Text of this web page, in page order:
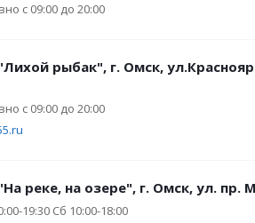
с 09:00 до 20:00
рыбак", г. Омск,
с 09:00 до 20:00
реке, на озере", г. Омск, ул. пр.
19:30 Сб 10:00-18:00